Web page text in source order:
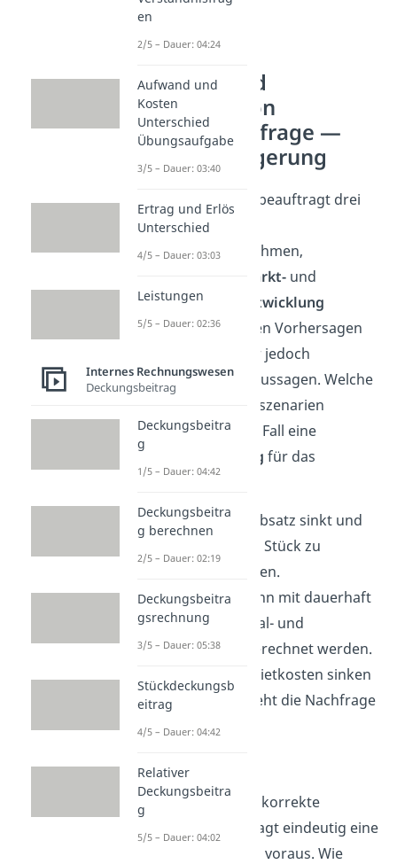
Gewinn- und
Erlösfunktion
Verständnisfrage —
Gewinnsteigerung
Autokonzern
beauftragt drei
verschiedene
Beratungsunternehmen,
Markt-und
Unternehmensentwicklung
abzugeben. In ihren Vorhersagen
treffen die Berater jedoch
unterschiedliche Aussagen. Welche
der drei Prognoseszenarien
bedeutet in jedem Fall eine
Gewinnsteigerung für das
Unternehmen?
Prognose A:Der Absatz sinkt und
die Kosten, um ein Stück zu
produzieren, steigen.
Prognose B:Es kann mit dauerhaft
sinkenden Personal- und
Rohstoffkosten gerechnet werden.
Die Mietkosten sinken
und gleichzeitig geht die Nachfrage
zurück.
Antowort
Prognose B ist die korrekte
Antwort. Nur sie sagt eindeutig eine
Gewinnsteigerung voraus. Wie
en
2/5 – Dauer: 04:24
Aufwand und
Kosten
Unterschied
Übungsaufgabe
3/5 – Dauer: 03:40
Ertrag und Erlös
Unterschied
4/5 – Dauer: 03:03
Leistungen
5/5 – Dauer: 02:36
Internes Rechnungswesen
Deckungsbeitrag
Deckungsbeitra
g
1/5 – Dauer: 04:42
Deckungsbeitra
g berechnen
2/5 – Dauer: 02:19
Deckungsbeitra
gsrechnung
3/5 – Dauer: 05:38
Stückdeckungsb
eitrag
4/5 – Dauer: 04:42
Relativer
Deckungsbeitra
g
5/5 – Dauer: 04:02